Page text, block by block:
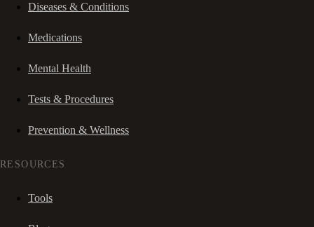
Diseases & Conditions
Medications
Mental Health
Tests & Procedures
Prevention & Wellness
RESOURCES
Tools